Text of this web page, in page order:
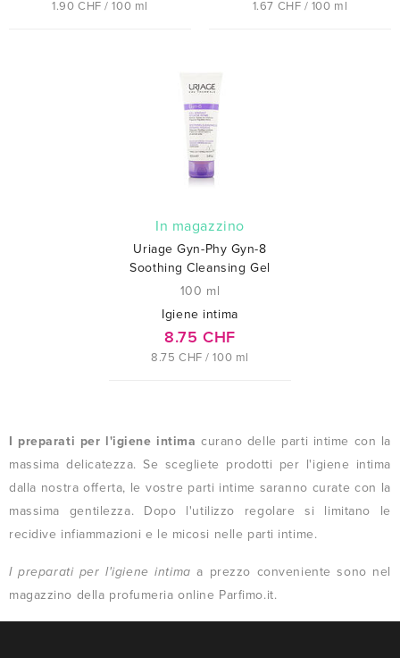
1.90 CHF / 100 ml 1.67 CHF / 100 ml
In magazzino
Uriage Gyn-Phy Gyn-8
Soothing Cleansing Gel
100 ml
Igiene intima
8.75 CHF
8.75 CHF / 100 ml
I preparati per l'igiene intima curano delle parti intime con la
massima delicatezza. Se scegliete prodotti per l'igiene intima
dalla nostra offerta, le vostre parti intime saranno curate con la
massima gentilezza. Dopo l'utilizzo regolare si limitano le
recidive infiammazioni e le micosi nelle parti intime.
I preparati per l'igiene intima a prezzo conveniente sono nel
magazzino della profumeria online Parfimo.it.